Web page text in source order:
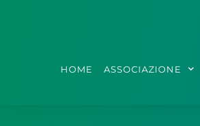
HOME ASSOCIAZIONE